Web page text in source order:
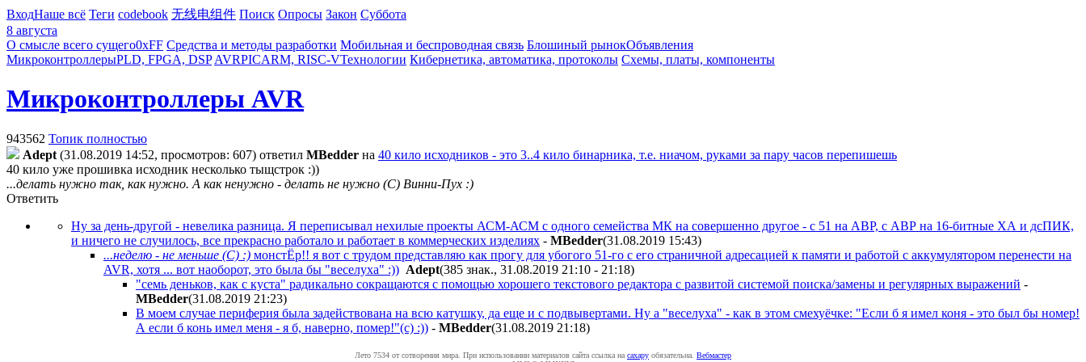
ВходНаше всё Теги codebook 无线电组件 Поиск Опросы Закон Суббота
8 августа
О смысле всего сущего0xFF Средства и методы разработки Мобильная и беспроводная связь Блошиный рынокОбъявления
МикроконтроллерыPLD, FPGA, DSP AVRPICARM, RISC-VТехнологии Кибернетика, автоматика, протоколы Схемы, платы, компоненты
Микроконтроллеры AVR
943562 Топик полностью
Adept (31.08.2019 14:52, просмотров: 607) ответил MBedder на 40 кило исходников - это 3..4 кило бинарника, т.е. ниачом, руками за пару часов перепишешь
40 кило уже прошивка исходник несколько тыщстрок :))
...делать нужно так, как нужно. А как ненужно - делать не нужно (С) Винни-Пух :)
Ответить
Ну за день-другой - невелика разница. Я переписывал нехилые проекты АСМ-АСМ с одного семейства МК на совершенно другое - с 51 на АВР, с АВР на 16-битные ХА и дсПИК,
и ничего не случилось, все прекрасно работало и работает в коммерческих изделиях - MBedder(31.08.2019 15:43)
...неделю - не меньше (С) :) монстЁр!! я вот с трудом представляю как прогу для убогого 51-го с его страничной адресацией к памяти и работой с аккумулятором перенести на
AVR, хотя ... вот наоборот, это была бы "веселуха" :)) Adept(385 знак., 31.08.2019 21:10 - 21:18)
"семь деньков, как с куста" радикально сокращаются с помощью хорошего текстового редактора с развитой системой поиска/замены и регулярных выражений -
MBedder(31.08.2019 21:23)
В моем случае периферия была задействована на всю катушку, да еще и с подвывертами. Ну а "веселуха" - как в этом смехуёчке: "Если б я имел коня - это был бы номер!
А если б конь имел меня - я б, наверно, помер!"(с) :)) - MBedder(31.08.2019 21:18)
Лето 7534 от сотворения мира. При использовании материалов сайта ссылка на caxapу обязательна. Вебмастер